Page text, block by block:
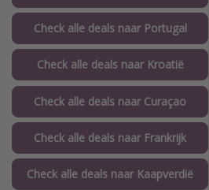
Check alle deals naar Portugal
Check alle deals naar Kroatië
Check alle deals naar Curaçao
Check alle deals naar Frankrijk
Check alle deals naar Kaapverdië